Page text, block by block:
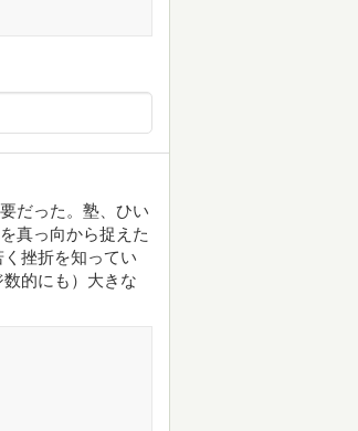
だった。塾、ひい
真っ向から捉えた
挫折を知ってい
的にも）大きな